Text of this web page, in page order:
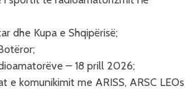
dhe Kupa e Shqipërisë;
;
– 18 prill 2026;
e komunikimit me ARISS, ARSC LEOs